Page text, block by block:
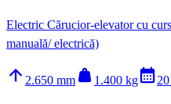
Electric Cărucior-elevator cu
manuală/ electrică)
arrow_upward 2.650 mm weight 1.400 kgcalendar_month